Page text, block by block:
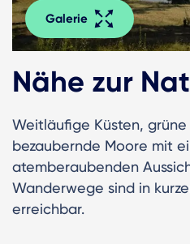
Galerie
Nähe zur
Weitläufige Küsten,
bezaubernde Moore mit
atemberaubenden
Wanderwege sind in
erreichbar.